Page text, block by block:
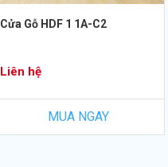
Cửa Gỗ HDF 1 1A-C2
Liên hệ
MUA NGAY